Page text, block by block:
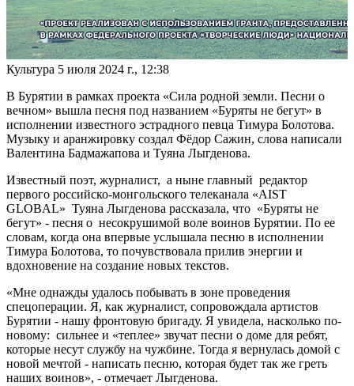
Культура 5 июля 2024 г., 12:38
В Бурятии в рамках проекта «Сила родной земли. Песни о
вечном» вышла песня под названием «Буряты не бегут» в
исполнении известного эстрадного певца Тимура Болотова.
Музыку и аранжировку создал Фёдор Сажин, слова написали
Валентина Бадмажапова и Туяна Лыгденова.
Известный поэт, журналист, а ныне главный редактор
первого российско-монгольского телеканала «AIST
GLOBAL» Туяна Лыгденова рассказала, что «Буряты не
бегут» - песня о несокрушимой воле воинов Бурятии. По ее
словам, когда она впервые услышала песню в исполнении
Тимура Болотова, то почувствовала прилив энергии и
вдохновение на создание новых текстов.
«Мне однажды удалось побывать в зоне проведения
спецоперации. Я, как журналист, сопровождала артистов
Бурятии - нашу фронтовую бригаду. Я увидела, насколько по-
новому: сильнее и «теплее» звучат песни о доме для ребят,
которые несут службу на чужбине. Тогда я вернулась домой с
новой мечтой - написать песню, которая будет так же греть
наших воинов», - отмечает Лыгденова.